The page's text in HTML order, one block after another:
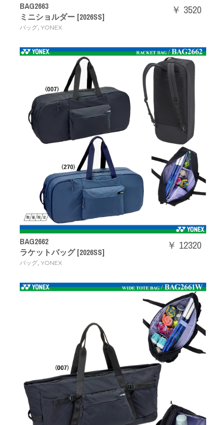
BAG2663
ミニショルダー [2026SS]
バッグ, YONEX
￥ 3520
BAG2662
ラケットバッグ [2026SS]
バッグ, YONEX
￥ 12320